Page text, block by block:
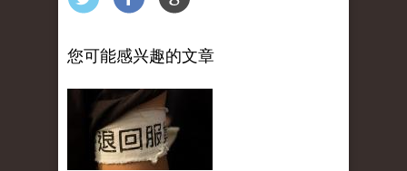
您可能感兴趣的文章